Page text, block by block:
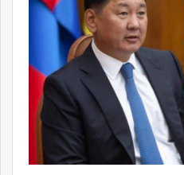
ikon.mn
mnb.mn
Livetv.mn
Eguur.mn
24tsag.mn
shuud.mn
eagle.mn
ergelt.mn